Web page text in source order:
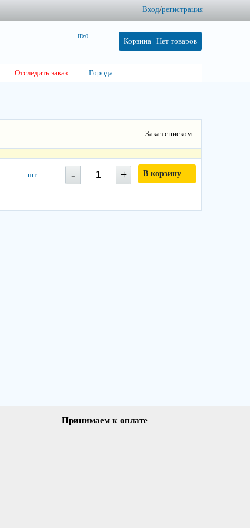
Вход/регистрация
Корзина | Нет товаров
ID:0
Отследить заказ Города
Заказ списком
шт - + В корзину
Принимаем к оплате